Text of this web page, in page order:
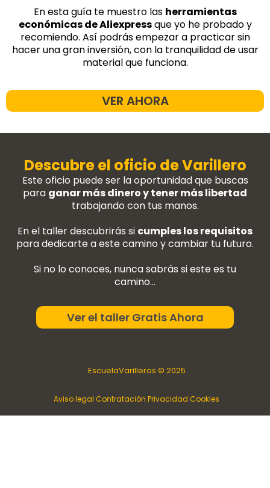
En esta guía te muestro las herramientas
económicas de Aliexpressque yo he probado y
recomiendo. Así podrás empezar a practicar sin
hacer una gran inversión, con la tranquilidad de usar
material que funciona.
VER AHORA
Descubre el oficio de Varillero
Este oficio puede ser la oportunidad que buscas
para ganar más dinero y tener más libertad
trabajando con tus manos.
En el taller descubrirás si cumples los requisitos
para dedicarte a este camino y cambiar tu futuro.
Si no lo conoces, nunca sabrás si este es tu
camino…
Ver el taller Gratis Ahora
EscuelaVarilleros © 2025
Aviso legal Contratación Privacidad Cookies